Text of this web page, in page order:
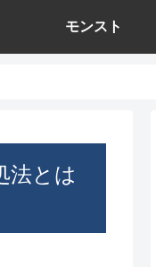
モンスト
法とは